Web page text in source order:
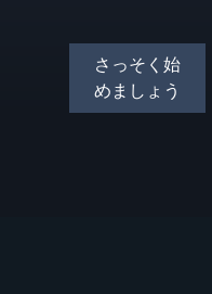
さっそく始
めましょう